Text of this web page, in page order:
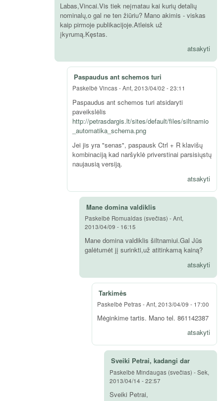
Labas,Vincai.Vis tiek neįmatau kai kurių detalių
nominalų,o gal ne ten žiūriu? Mano akimis - viskas
kaip pirmoje publikacijoje.Atleisk už
įkyrumą.Kęstas.
atsakyti
Paspaudus ant schemos turi
Paskelbė Vincas-Ant, 2013/04/02 - 23:11
Paspaudus ant schemos turi atsidaryti
paveikslėlis
http://petrasdargis.lt/sites/default/files/siltnamio
_automatika_schema.png
Jei jis yra "senas", paspausk Ctrl + R klavišų
kombinaciją kad naršyklė priverstinai parsisiųstų
naujausią versiją.
atsakyti
Mane domina valdiklis
Paskelbė Romualdas (svečias) -Ant,
2013/04/09 - 16:15
Mane domina valdiklis šiltnamiui.Gal Jūs
galėtumėt jį surinkti,už atitinkamą kainą?
atsakyti
Tarkimės
Paskelbė Petras-Ant, 2013/04/09 - 17:00
Mėginkime tartis. Mano tel. 861142387
atsakyti
Sveiki Petrai, kadangi dar
Paskelbė Mindaugas (svečias) -Sek,
2013/04/14 - 22:57
Sveiki Petrai,